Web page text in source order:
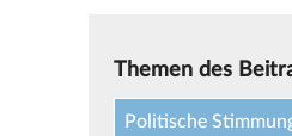
Themen des
Politische